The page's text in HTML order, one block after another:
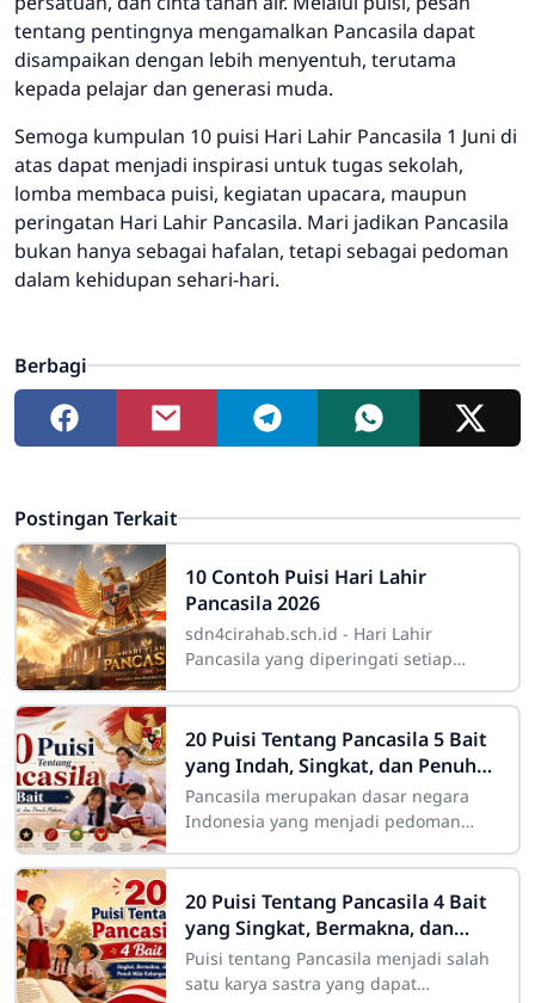
tentang pentingnya mengamalkan Pancasila dapat
disampaikan dengan lebih menyentuh, terutama
kepada pelajar dan generasi muda.
Semoga kumpulan 10 puisi Hari Lahir Pancasila 1 Juni di
atas dapat menjadi inspirasi untuk tugas sekolah,
lomba membaca puisi, kegiatan upacara, maupun
peringatan Hari Lahir Pancasila. Mari jadikan Pancasila
bukan hanya sebagai hafalan, tetapi sebagai pedoman
dalam kehidupan sehari-hari.
Berbagi
Postingan Terkait
10 Contoh Puisi Hari Lahir
Pancasila 2026
sdn4cirahab.sch.id - Hari Lahir
Pancasila yang diperingati setiap
penting bagi bangsa Indonesia untuk
mengenang kembali
20 Puisi Tentang Pancasila 5 Bait
yang Indah, Singkat, dan Penuh
Makna
Pancasila merupakan dasar negara
Indonesia yang menjadi pedoman
bernegara. Nilai-nilai Pancasila
mengajarkan kita untuk
20 Puisi Tentang Pancasila 4 Bait
yang Singkat, Bermakna, dan
Penuh Nilai Kebangsaan
Puisi tentang Pancasila menjadi salah
satu karya sastra yang dapat